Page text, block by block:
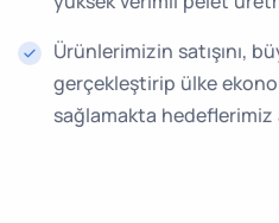
Ürünlerimizin satışını,
gerçekleştirip ülke
sağlamakta hedeflerimiz